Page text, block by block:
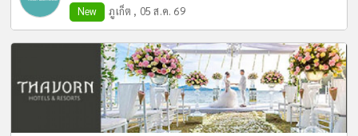
New ภูเก็ต , 05 ส.ค. 69